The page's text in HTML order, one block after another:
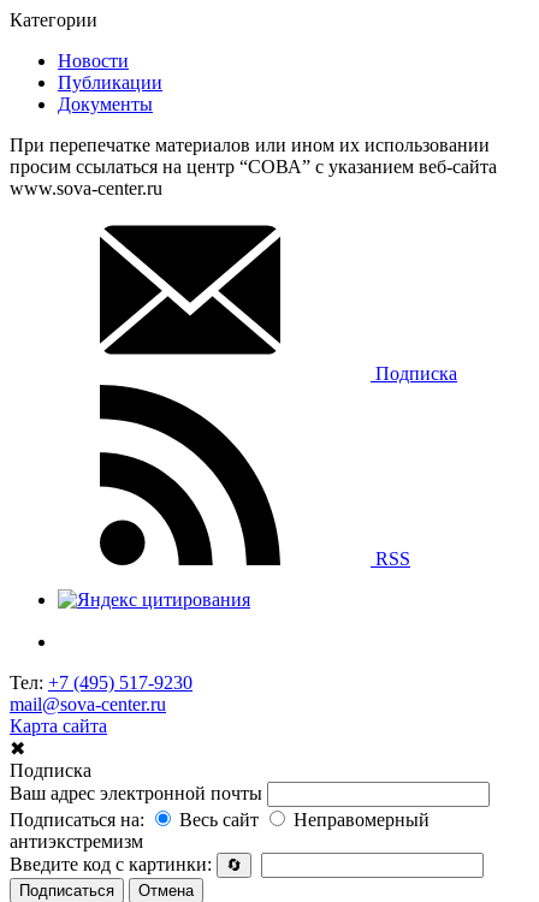
Категории
Новости
Публикации
Документы
При перепечатке материалов или ином их использовании
просим ссылаться на центр “СОВА” с указанием веб-сайта
www.sova-center.ru
Подписка
RSS
Тел: +7 (495) 517-9230
mail@sova-center.ru
Карта сайта
✖
Подписка
Ваш адрес электронной почты
Подписаться на:
Весь сайт
Неправомерный
антиэкстремизм
Введите код с картинки:
🔄
Подписаться
Отмена